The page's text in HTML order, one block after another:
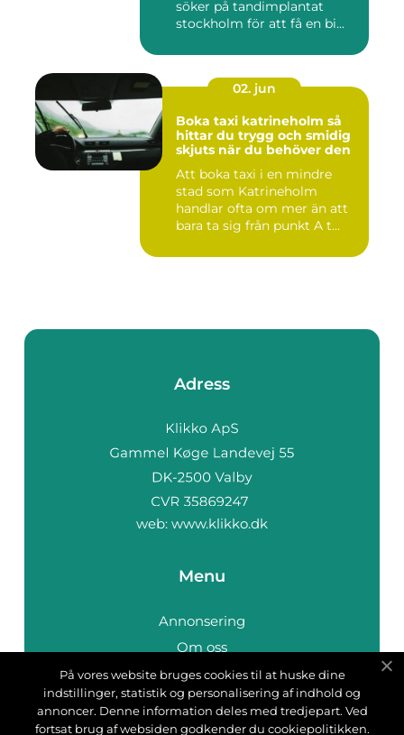
söker på tandimplantat
stockholm för att få en bi...
02. jun
Boka taxi katrineholm så
hittar du trygg och smidig
skjuts när du behöver den
Att boka taxi i en mindre
stad som Katrineholm
handlar ofta om mer än att
bara ta sig från punkt A t...
Adress
web: www.klikko.dk
Menu
Annonsering
Om oss
Cookies
Kontakta oss
Sitemap
På vores website bruges cookies til at huske dine
indstillinger, statistik og personalisering af indhold og
annoncer. Denne information deles med tredjepart. Ved
fortsat brug af websiden godkender du cookiepolitikken.